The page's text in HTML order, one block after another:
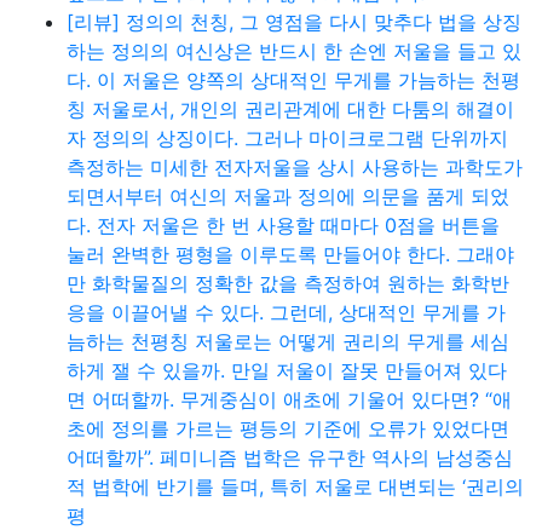
[리뷰] 정의의 천칭, 그 영점을 다시 맞추다 법을 상징
하는 정의의 여신상은 반드시 한 손엔 저울을 들고 있
다. 이 저울은 양쪽의 상대적인 무게를 가늠하는 천평
칭 저울로서, 개인의 권리관계에 대한 다툼의 해결이
자 정의의 상징이다. 그러나 마이크로그램 단위까지
측정하는 미세한 전자저울을 상시 사용하는 과학도가
되면서부터 여신의 저울과 정의에 의문을 품게 되었
다. 전자 저울은 한 번 사용할 때마다 0점을 버튼을
눌러 완벽한 평형을 이루도록 만들어야 한다. 그래야
만 화학물질의 정확한 값을 측정하여 원하는 화학반
응을 이끌어낼 수 있다. 그런데, 상대적인 무게를 가
늠하는 천평칭 저울로는 어떻게 권리의 무게를 세심
하게 잴 수 있을까. 만일 저울이 잘못 만들어져 있다
면 어떠할까. 무게중심이 애초에 기울어 있다면? “애
초에 정의를 가르는 평등의 기준에 오류가 있었다면
어떠할까”. 페미니즘 법학은 유구한 역사의 남성중심
적 법학에 반기를 들며, 특히 저울로 대변되는 ‘권리의
평